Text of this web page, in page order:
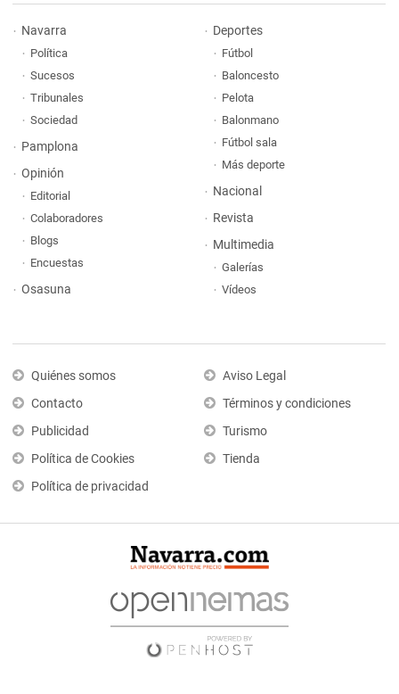
Navarra
Política
Sucesos
Tribunales
Sociedad
Pamplona
Opinión
Editorial
Colaboradores
Blogs
Encuestas
Osasuna
Deportes
Fútbol
Baloncesto
Pelota
Balonmano
Fútbol sala
Más deporte
Nacional
Revista
Multimedia
Galerías
Vídeos
Quiénes somos
Contacto
Publicidad
Política de Cookies
Política de privacidad
Aviso Legal
Términos y condiciones
Turismo
Tienda